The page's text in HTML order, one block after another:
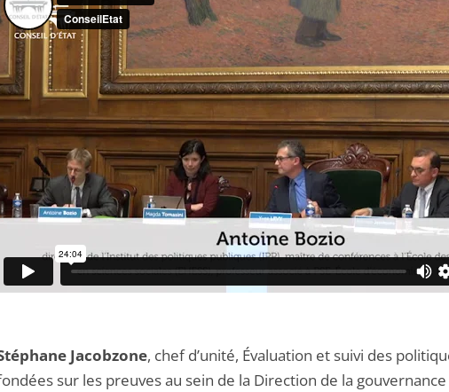
Jacobzone, chef d’unité, Évaluation et suivi des
sur les preuves au sein de la Direction de la gouvernance